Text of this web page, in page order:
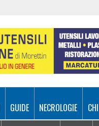
GUIDE NECROLOGIE